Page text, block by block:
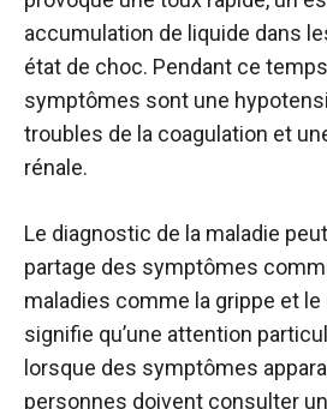
accumulation de liquide dans
état de choc. Pendant ce
symptômes sont une
troubles de la coagulation et
rénale.
Le diagnostic de la maladie
partage des symptômes
maladies comme la grippe et le
signifie qu’une attention
lorsque des symptômes
personnes doivent consulter